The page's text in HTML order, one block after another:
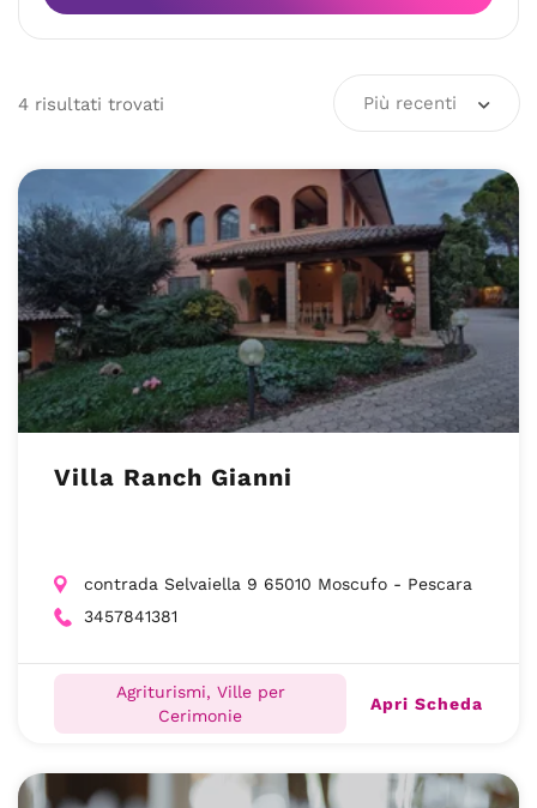
4 risultati trovati Più recenti
Villa Ranch Gianni
contrada Selvaiella 9 65010 Moscufo - Pescara
3457841381
Agriturismi, Ville per
Cerimonie
Apri Scheda